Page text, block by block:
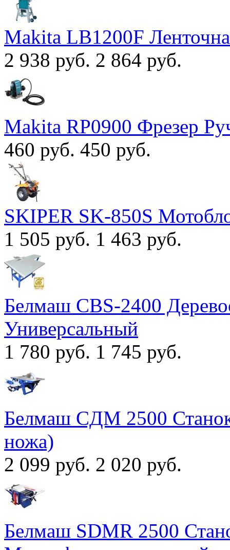
Makita LB1200F
2 938 руб. 2 864 руб.
Makita RP0900 Фрезер
460 руб. 450 руб.
SKIPER SK-850S
1 505 руб. 1 463 руб.
Белмаш CBS-2400
Универсальный
1 780 руб. 1 745 руб.
Белмаш CДМ 2500
ножа)
2 099 руб. 2 020 руб.
Белмаш SDMR 2500